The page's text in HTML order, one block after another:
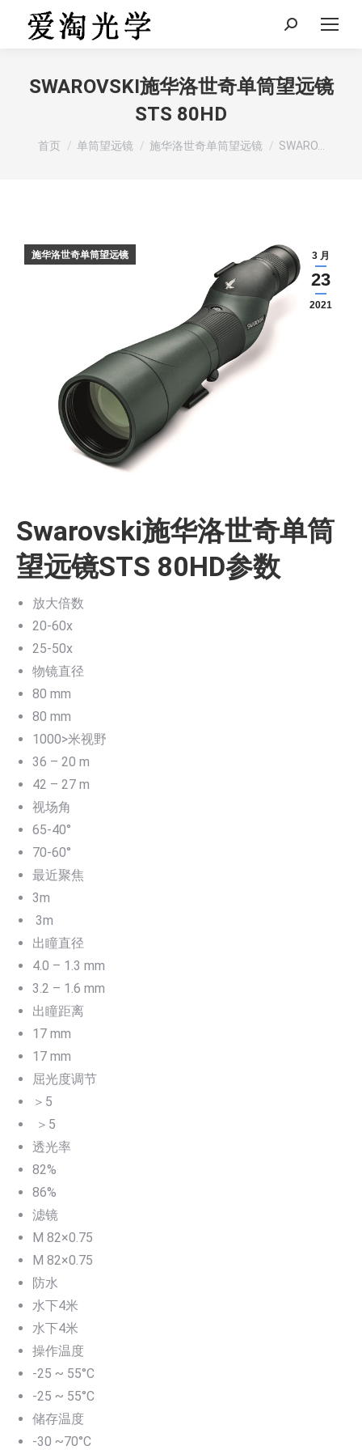
Search:
SWAROVSKI施华洛世奇单筒望远镜
STS 80HD
您在这里：
首页 单筒望远镜 施华洛世奇单筒望远镜 SWARO…
3 月
23
2021
施华洛世奇单筒望远镜
Swarovski施华洛世奇单筒
望远镜STS 80HD参数
放大倍数
20-60x
25-50x
物镜直径
80 mm
80 mm
1000>米视野
36 – 20 m
42 – 27 m
视场角
65-40°
70-60°
最近聚焦
3m
3m
出瞳直径
4.0 – 1.3 mm
3.2 – 1.6 mm
出瞳距离
17 mm
17 mm
屈光度调节
＞5
＞5
透光率
82%
86%
滤镜
M 82×0.75
M 82×0.75
防水
水下4米
水下4米
操作温度
-25 ~ 55°C
-25 ~ 55°C
储存温度
-30 ~70°C